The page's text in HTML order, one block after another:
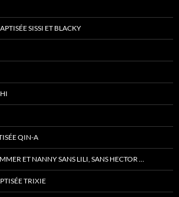
SISSI ET BLACKY
QIN-A
ET NANNY SANS LILI, SANS HECTOR …
TRIXIE